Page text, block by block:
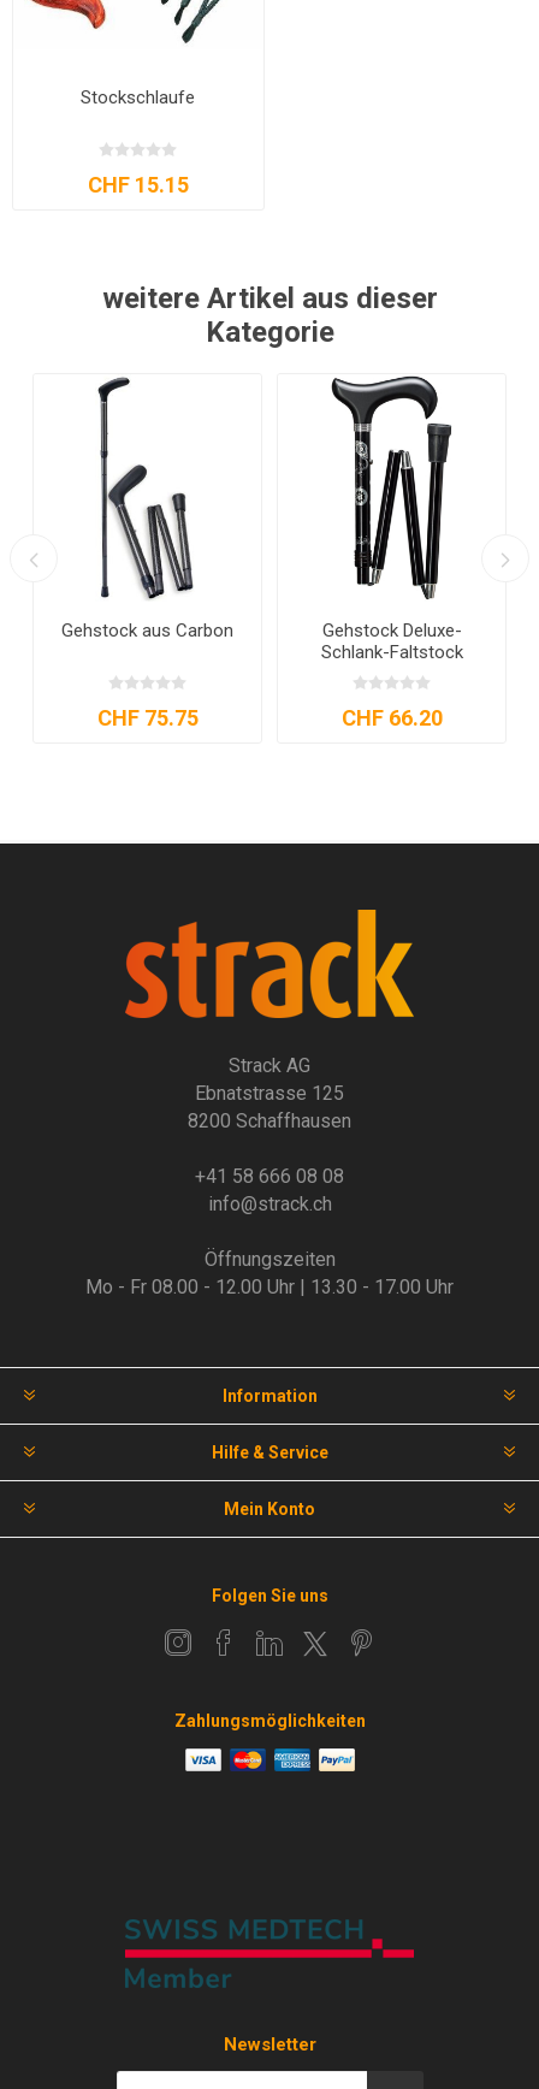
Stockschlaufe
CHF 15.15
weitere Artikel aus dieser
Kategorie
Gehstock aus Carbon
CHF 75.75
Gehstock Deluxe-
Schlank-Faltstock
CHF 66.20
Strack AG
Ebnatstrasse 125
8200 Schaffhausen
+41 58 666 08 08
info@strack.ch
Öffnungszeiten
Mo - Fr 08.00 - 12.00 Uhr | 13.30 - 17.00 Uhr
Information
Hilfe & Service
Mein Konto
Folgen Sie uns
Zahlungsmöglichkeiten
Newsletter